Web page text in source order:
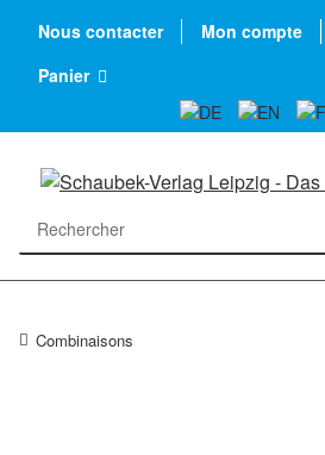
Nous contacter Mon compte
Panier
Combinaisons